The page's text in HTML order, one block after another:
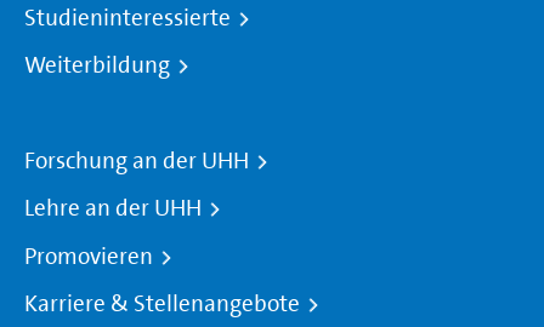
Studieninteressierte
Weiterbildung
Forschung an der UHH
Lehre an der UHH
Promovieren
Karriere & Stellenangebote